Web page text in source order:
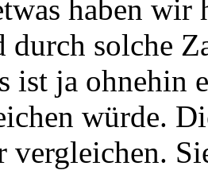
haben wir
durch solche
ist ja ohnehin
würde.
vergleichen.